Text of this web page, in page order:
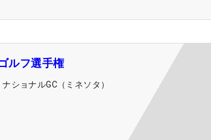
ルフ選手権
ショナルGC（ミネソタ）